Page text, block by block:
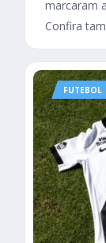
marcaram
Confira
FUTEBOL